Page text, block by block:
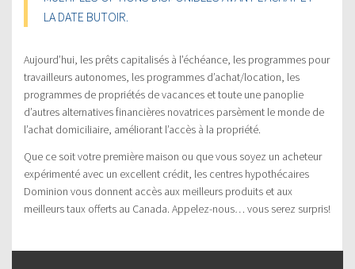
LA DATE BUTOIR.
Aujourd’hui, les prêts capitalisés à l’échéance, les programmes pour
travailleurs autonomes, les programmes d’achat/location, les
programmes de propriétés de vacances et toute une panoplie
d’autres alternatives financières novatrices parsèment le monde de
l’achat domiciliaire, améliorant l’accès à la propriété.
Que ce soit votre première maison ou que vous soyez un acheteur
expérimenté avec un excellent crédit, les centres hypothécaires
Dominion vous donnent accès aux meilleurs produits et aux
meilleurs taux offerts au Canada. Appelez-nous… vous serez surpris!